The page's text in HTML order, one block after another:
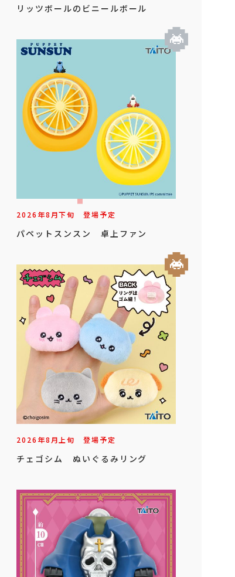
リッツボールのビニールボール
2026年8月下旬 登場予定
パペットスンスン 卓上ファン
2026年8月上旬 登場予定
チェゴシム ぬいぐるみリング